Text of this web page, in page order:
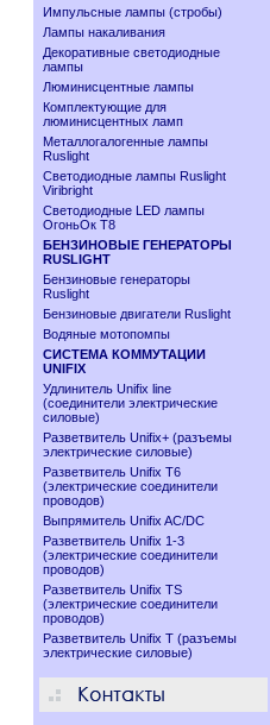
Импульсные лампы (стробы)
Лампы накаливания
Декоративные светодиодные
лампы
Люминисцентные лампы
Комплектующие для
люминисцентных ламп
Металлогалогенные лампы
Ruslight
Светодиодные лампы Ruslight
Viribright
Cветодиодные LED лампы
ОгоньОк Т8
БЕНЗИНОВЫЕ ГЕНЕРАТОРЫ
RUSLIGHT
Бензиновые генераторы
Ruslight
Бензиновые двигатели Ruslight
Водяные мотопомпы
СИСТЕМА КОММУТАЦИИ
UNIFIX
Удлинитель Unifix line
(соединители электрические
силовые)
Разветвитель Unifix+ (разъемы
электрические силовые)
Разветвитель Unifix T6
(электрические соединители
проводов)
Выпрямитель Unifix AC/DC
Разветвитель Unifix 1-3
(электрические соединители
проводов)
Разветвитель Unifix TS
(электрические соединители
проводов)
Разветвитель Unifix T (разъемы
электрические силовые)